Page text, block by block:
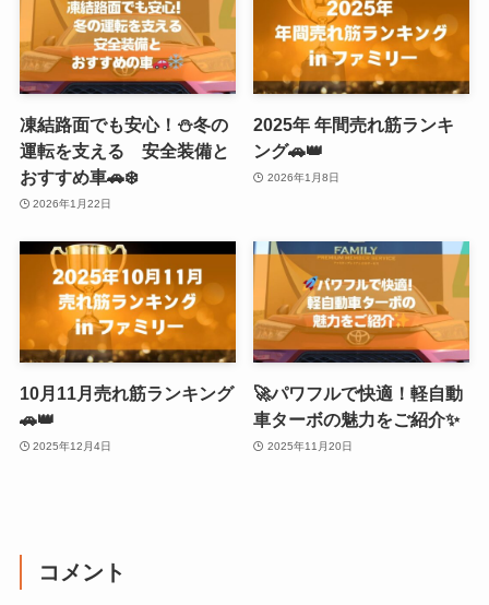
凍結路面でも安心！⛄冬の
運転を支える 安全装備と
おすすめ車🚗❄️
2026年1月22日
2025年 年間売れ筋ランキ
ング🚗👑
2026年1月8日
10月11月売れ筋ランキング
🚗👑
2025年12月4日
🚀パワフルで快適！軽自動
車ターボの魅力をご紹介✨
2025年11月20日
コメント